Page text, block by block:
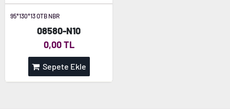
95*130*13 OTB NBR
08580-N10
0,00 TL
Sepete Ekle